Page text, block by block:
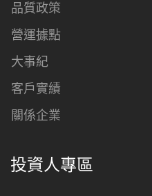
品質政策
營運據點
大事紀
客戶實績
關係企業
投資人專區